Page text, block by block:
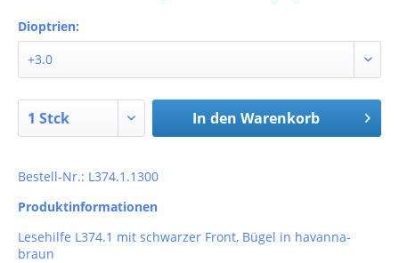
Dioptrien:
In den Warenkorb
Bestell-Nr.: L374.1.1300
Produktinformationen
Lesehilfe L374.1 mit schwarzer Front, Bügel in havanna-
braun